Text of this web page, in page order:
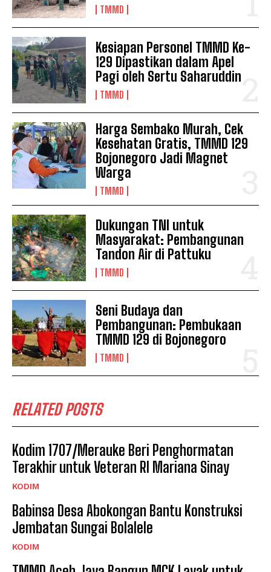
TMMD
Kesiapan Personel TMMD Ke-
129 Dipastikan dalam Apel
Pagi oleh Sertu Saharuddin
TMMD
Harga Sembako Murah, Cek
Kesehatan Gratis, TMMD 129
Bojonegoro Jadi Magnet
Warga
TMMD
Dukungan TNI untuk
Masyarakat: Pembangunan
Tandon Air di Pattuku
TMMD
Seni Budaya dan
Pembangunan: Pembukaan
TMMD 129 di Bojonegoro
TMMD
RELATED POSTS
Kodim 1707/Merauke Beri Penghormatan
Terakhir untuk Veteran RI Mariana Sinay
KODIM
Babinsa Desa Abokongan Bantu Konstruksi
Jembatan Sungai Bolalele
KODIM